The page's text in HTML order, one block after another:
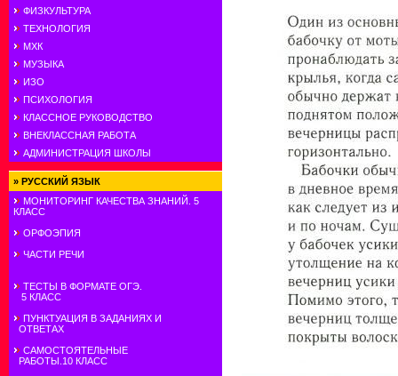
ФИЗКУЛЬТУРА
ТЕХНОЛОГИЯ
МХК
МУЗЫКА
ИЗО
ПСИХОЛОГИЯ
КЛАССНОЕ РУКОВОДСТВО
ВНЕКЛАССНАЯ РАБОТА
АДМИНИСТРАЦИЯ ШКОЛЫ
» РУССКИЙ ЯЗЫК
МОНИТОРИНГ КАЧЕСТВА ЗНАНИЙ. 5
КЛАСС
ОРФОЭПИЯ
ЧАСТИ РЕЧИ
ТЕСТЫ В ФОРМАТЕ ОГЭ.
5 КЛАСС
ПУНКТУАЦИЯ В ЗАДАНИЯХ И
ОТВЕТАХ
САМОСТОЯТЕЛЬНЫЕ
РАБОТЫ.10 КЛАСС